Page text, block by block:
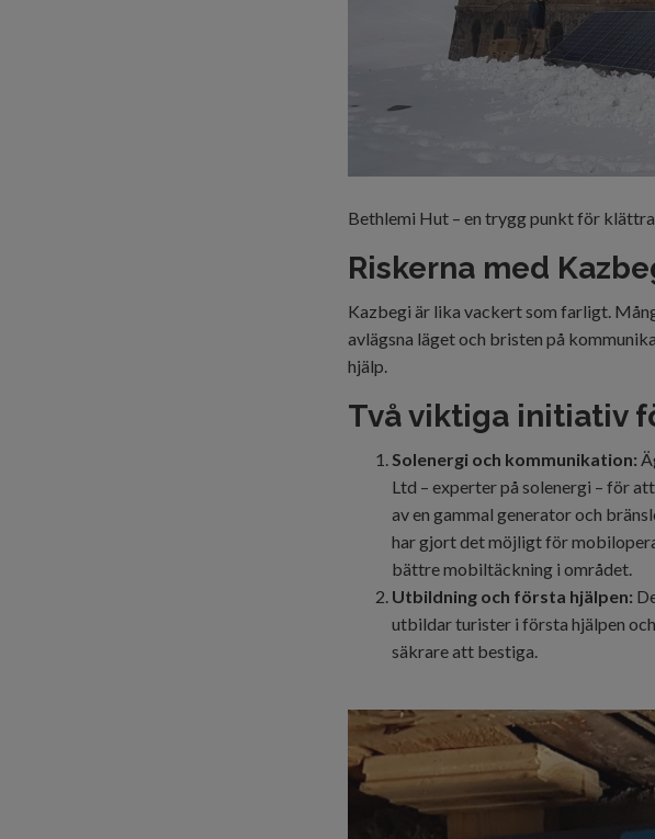
Bethlemi Hut – en trygg punkt för
Riskerna med
Kazbegi är lika vackert som farligt.
avlägsna läget och bristen på
hjälp.
Två viktiga initiativ
Solenergi och kommunikation:
Ltd – experter på solenergi – för
av en gammal generator och
har gjort det möjligt för
bättre mobiltäckning i området.
Utbildning och första hjälpen:
utbildar turister i första hjälpen
säkrare att bestiga.